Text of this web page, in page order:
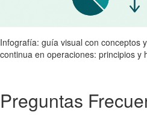
Infografía: guía visual con conceptos
continua en operaciones: principios y
Preguntas